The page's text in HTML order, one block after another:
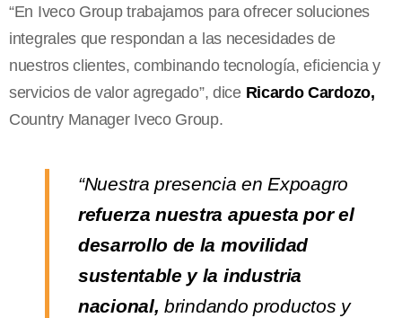
“En Iveco Group trabajamos para ofrecer soluciones
integrales que respondan a las necesidades de
nuestros clientes, combinando tecnología, eficiencia y
servicios de valor agregado”, dice Ricardo Cardozo,
Country Manager Iveco Group.
“Nuestra presencia en Expoagro
refuerza nuestra apuesta por el
desarrollo de la movilidad
sustentable y la industria
nacional, brindando productos y